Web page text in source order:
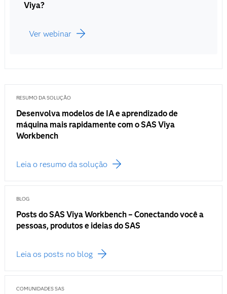
Viya?
Ver webinar
RESUMO DA SOLUÇÃO
Desenvolva modelos de IA e aprendizado de
máquina mais rapidamente com o SAS Viya
Workbench
Leia o resumo da solução
BLOG
Posts do SAS Viya Workbench – Conectando você a
pessoas, produtos e ideias do SAS
Leia os posts no blog
COMUNIDADES SAS